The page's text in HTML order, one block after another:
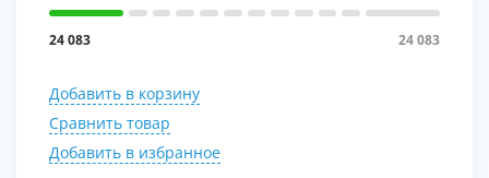
24 083 24 083
Добавить в корзину
Сравнить товар
Добавить в избранное